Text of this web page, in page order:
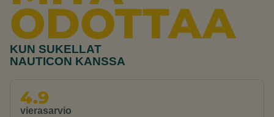
ODOTTAA
KUN SUKELLAT
NAUTICON KANSSA
4.9
vierasarvio